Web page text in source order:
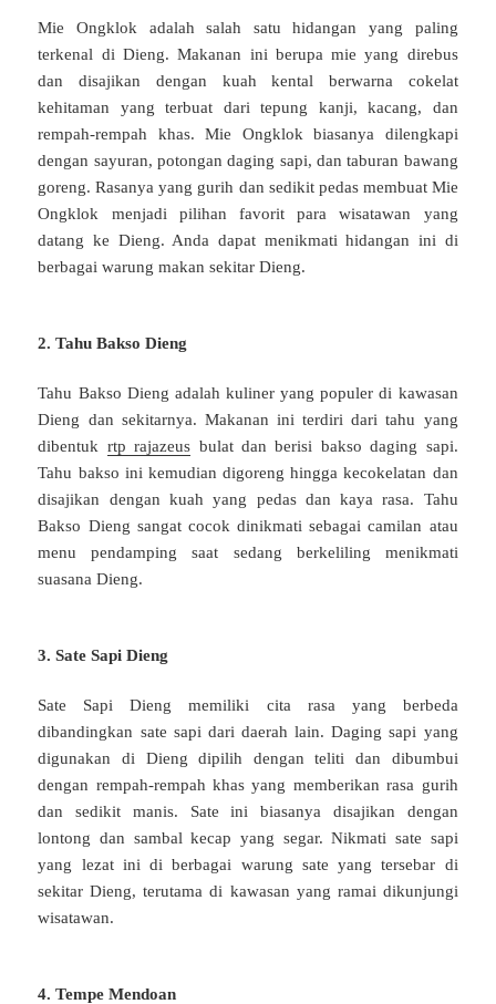
Mie Ongklok adalah salah satu hidangan yang paling
terkenal di Dieng. Makanan ini berupa mie yang direbus
dan disajikan dengan kuah kental berwarna cokelat
kehitaman yang terbuat dari tepung kanji, kacang, dan
rempah-rempah khas. Mie Ongklok biasanya dilengkapi
dengan sayuran, potongan daging sapi, dan taburan bawang
goreng. Rasanya yang gurih dan sedikit pedas membuat Mie
Ongklok menjadi pilihan favorit para wisatawan yang
datang ke Dieng. Anda dapat menikmati hidangan ini di
berbagai warung makan sekitar Dieng.
2. Tahu Bakso Dieng
Tahu Bakso Dieng adalah kuliner yang populer di kawasan
Dieng dan sekitarnya. Makanan ini terdiri dari tahu yang
dibentuk rtp rajazeus bulat dan berisi bakso daging sapi.
Tahu bakso ini kemudian digoreng hingga kecokelatan dan
disajikan dengan kuah yang pedas dan kaya rasa. Tahu
Bakso Dieng sangat cocok dinikmati sebagai camilan atau
menu pendamping saat sedang berkeliling menikmati
suasana Dieng.
3. Sate Sapi Dieng
Sate Sapi Dieng memiliki cita rasa yang berbeda
dibandingkan sate sapi dari daerah lain. Daging sapi yang
digunakan di Dieng dipilih dengan teliti dan dibumbui
dengan rempah-rempah khas yang memberikan rasa gurih
dan sedikit manis. Sate ini biasanya disajikan dengan
lontong dan sambal kecap yang segar. Nikmati sate sapi
yang lezat ini di berbagai warung sate yang tersebar di
sekitar Dieng, terutama di kawasan yang ramai dikunjungi
wisatawan.
4. Tempe Mendoan